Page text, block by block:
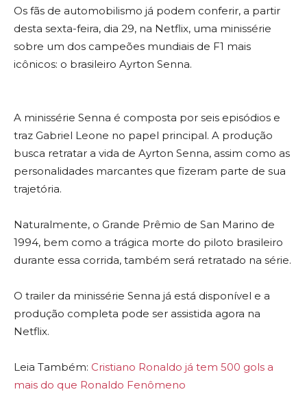
Os fãs de automobilismo já podem conferir, a partir
desta sexta-feira, dia 29, na Netflix, uma minissérie
sobre um dos campeões mundiais de F1 mais
icônicos: o brasileiro Ayrton Senna.
A minissérie Senna é composta por seis episódios e
traz Gabriel Leone no papel principal. A produção
busca retratar a vida de Ayrton Senna, assim como as
personalidades marcantes que fizeram parte de sua
trajetória.
Naturalmente, o Grande Prêmio de San Marino de
1994, bem como a trágica morte do piloto brasileiro
durante essa corrida, também será retratado na série.
O trailer da minissérie Senna já está disponível e a
produção completa pode ser assistida agora na
Netflix.
Leia Também: Cristiano Ronaldo já tem 500 gols a
mais do que Ronaldo Fenômeno